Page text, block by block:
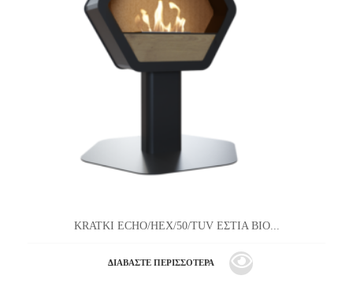
KRATKI ECHO/HEX/50/TUV ΕΣΤΙΑ ΒΙΟ...
ΔΙΑΒΆΣΤΕ ΠΕΡΙΣΣΌΤΕΡΑ